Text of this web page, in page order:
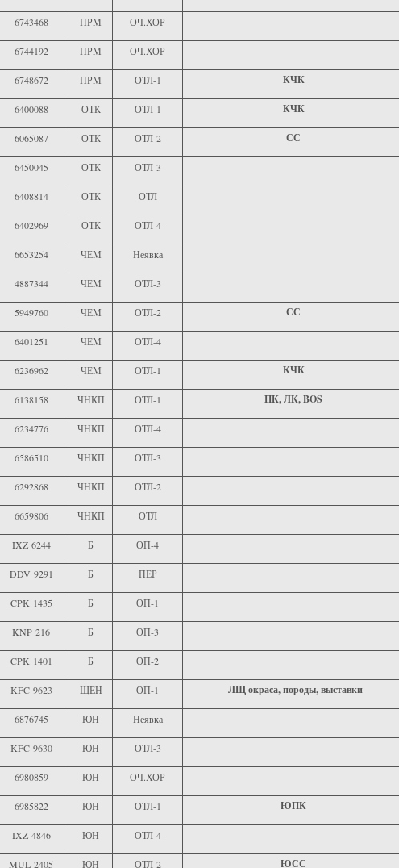
6743468 ПРМ ОЧ.ХОР
6744192 ПРМ ОЧ.ХОР
6748672 ПРМ ОТЛ-1 КЧК
6400088 ОТК ОТЛ-1 КЧК
6065087 ОТК ОТЛ-2 СС
6450045 ОТК ОТЛ-3
6408814 ОТК ОТЛ
6402969 ОТК ОТЛ-4
6653254 ЧЕМ Неявка
4887344 ЧЕМ ОТЛ-3
5949760 ЧЕМ ОТЛ-2 СС
6401251 ЧЕМ ОТЛ-4
6236962 ЧЕМ ОТЛ-1 КЧК
6138158 ЧНКП ОТЛ-1 ПК, ЛК, BOS
6234776 ЧНКП ОТЛ-4
6586510 ЧНКП ОТЛ-3
6292868 ЧНКП ОТЛ-2
6659806 ЧНКП ОТЛ
IXZ 6244 Б ОП-4
DDV 9291 Б ПЕР
CPK 1435 Б ОП-1
KNP 216 Б ОП-3
CPK 1401 Б ОП-2
KFC 9623 ЩЕН ОП-1 ЛЩ окраса, породы, выставки
6876745 ЮН Неявка
KFC 9630 ЮН ОТЛ-3
6980859 ЮН ОЧ.ХОР
6985822 ЮН ОТЛ-1 ЮПК
IXZ 4846 ЮН ОТЛ-4
MUL 2405 ЮН ОТЛ-2 ЮСС